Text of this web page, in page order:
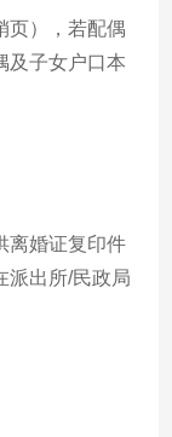
页），若配偶
及子女户口本
离婚证复印件
派出所/民政局